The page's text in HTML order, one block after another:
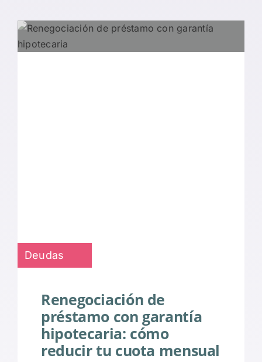
Deudas
Renegociación de
préstamo con garantía
hipotecaria: cómo
reducir tu cuota mensual